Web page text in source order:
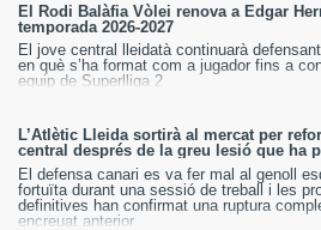
El Rodi Balàfia Vòlei renova a Edgar
temporada 2026-2027
El jove central lleidatà continuarà
en què s’ha format com a jugador fins a
equip de Superlliga 2
L’Atlètic Lleida sortirà al mercat per
central després de la greu lesió que ha
El defensa canari es va fer mal al genoll
fortuïta durant una sessió de treball i les
definitives han confirmat una ruptura
encreuat anterior